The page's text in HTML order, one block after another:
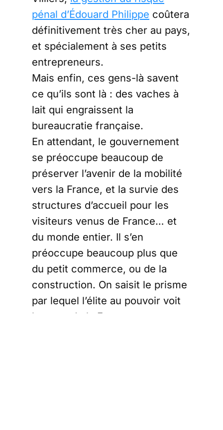
pénal d’Édouard Philippe coûtera
définitivement très cher au pays,
et spécialement à ses petits
entrepreneurs.
Mais enfin, ces gens-là savent
ce qu’ils sont là : des vaches à
lait qui engraissent la
bureaucratie française.
En attendant, le gouvernement
se préoccupe beaucoup de
préserver l’avenir de la mobilité
vers la France, et la survie des
structures d’accueil pour les
visiteurs venus de France… et
du monde entier. Il s’en
préoccupe beaucoup plus que
du petit commerce, ou de la
construction. On saisit le prisme
par lequel l’élite au pouvoir voit
le reste de la France : un vaste